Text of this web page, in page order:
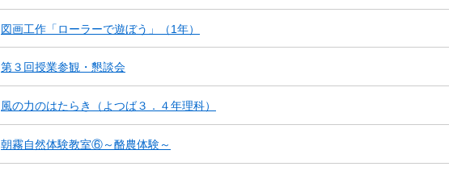
図画工作「ローラーで遊ぼう」（1年）
第３回授業参観・懇談会
風の力のはたらき（よつば３．４年理科）
朝霧自然体験教室⑥～酪農体験～